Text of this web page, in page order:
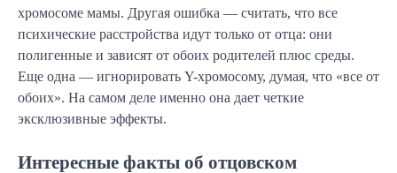
хромосоме мамы. Другая ошибка — считать, что все
психические расстройства идут только от отца: они
полигенные и зависят от обоих родителей плюс среды.
Еще одна — игнорировать Y-хромосому, думая, что «все от
обоих». На самом деле именно она дает четкие
эксклюзивные эффекты.
Интересные факты об отцовском